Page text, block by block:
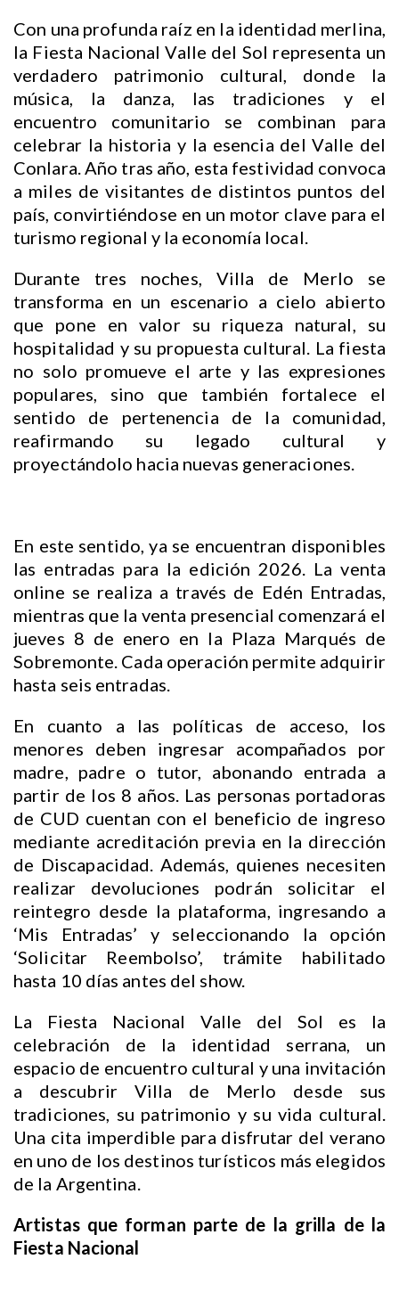
Con una profunda raíz en la identidad merlina,
la Fiesta Nacional Valle del Sol representa un
verdadero patrimonio cultural, donde la
música, la danza, las tradiciones y el
encuentro comunitario se combinan para
celebrar la historia y la esencia del Valle del
Conlara. Año tras año, esta festividad convoca
a miles de visitantes de distintos puntos del
país, convirtiéndose en un motor clave para el
turismo regional y la economía local.
Durante tres noches, Villa de Merlo se
transforma en un escenario a cielo abierto
que pone en valor su riqueza natural, su
hospitalidad y su propuesta cultural. La fiesta
no solo promueve el arte y las expresiones
populares, sino que también fortalece el
sentido de pertenencia de la comunidad,
reafirmando su legado cultural y
proyectándolo hacia nuevas generaciones.
En este sentido, ya se encuentran disponibles
las entradas para la edición 2026. La venta
online se realiza a través de Edén Entradas,
mientras que la venta presencial comenzará el
jueves 8 de enero en la Plaza Marqués de
Sobremonte. Cada operación permite adquirir
hasta seis entradas.
En cuanto a las políticas de acceso, los
menores deben ingresar acompañados por
madre, padre o tutor, abonando entrada a
partir de los 8 años. Las personas portadoras
de CUD cuentan con el beneficio de ingreso
mediante acreditación previa en la dirección
de Discapacidad. Además, quienes necesiten
realizar devoluciones podrán solicitar el
reintegro desde la plataforma, ingresando a
‘Mis Entradas’ y seleccionando la opción
‘Solicitar Reembolso’, trámite habilitado
hasta 10 días antes del show.
La Fiesta Nacional Valle del Sol es la
celebración de la identidad serrana, un
espacio de encuentro cultural y una invitación
a descubrir Villa de Merlo desde sus
tradiciones, su patrimonio y su vida cultural.
Una cita imperdible para disfrutar del verano
en uno de los destinos turísticos más elegidos
de la Argentina.
Artistas que forman parte de la grilla de la
Fiesta Nacional